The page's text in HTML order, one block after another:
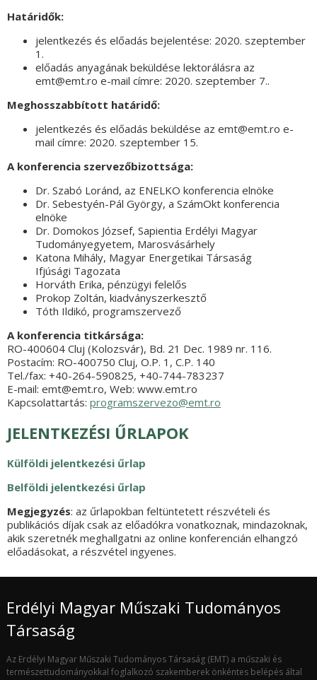
Határidők:
jelentkezés és előadás bejelentése: 2020. szeptember
1.
előadás anyagának beküldése lektorálásra az
emt@emt.ro e-mail címre: 2020. szeptember 7..
Meghosszabbított határidő:
jelentkezés és előadás beküldése az emt@emt.ro e-
mail címre: 2020. szeptember 15.
A konferencia szervezőbizottsága:
Dr. Szabó Loránd, az ENELKO konferencia elnöke
Dr. Sebestyén-Pál György, a SzámOkt konferencia
elnöke
Dr. Domokos József, Sapientia Erdélyi Magyar
Tudományegyetem, Marosvásárhely
Katona Mihály, Magyar Energetikai Társaság
Ifjúsági Tagozata
Horváth Erika, pénzügyi felelős
Prokop Zoltán, kiadványszerkesztő
Tóth Ildikó, programszervező
A konferencia titkársága:
RO-400604 Cluj (Kolozsvár), Bd. 21 Dec. 1989 nr. 116.
Postacím: RO-400750 Cluj, O.P. 1, C.P. 140
Tel./fax: +40-264-590825, +40-744-783237
E-mail: emt@emt.ro, Web: www.emt.ro
Kapcsolattartás: programszervezo@emt.ro
JELENTKEZÉSI ŰRLAPOK
Külföldi jelentkezési űrlap
Belföldi jelentkezési űrlap
Megjegyzés: az űrlapokban feltüntetett részvételi és
publikációs díjak csak az előadókra vonatkoznak, mindazoknak,
akik szeretnék meghallgatni az online konferencián elhangzó
előadásokat, a részvétel ingyenes.
Erdélyi Magyar Műszaki Tudományos
Társaság
Az Erdélyi Magyar Műszaki Tudományos Társaság (EMT) a műszaki és
természettudományokkal foglalkozó szakemberek önkéntes belépés által